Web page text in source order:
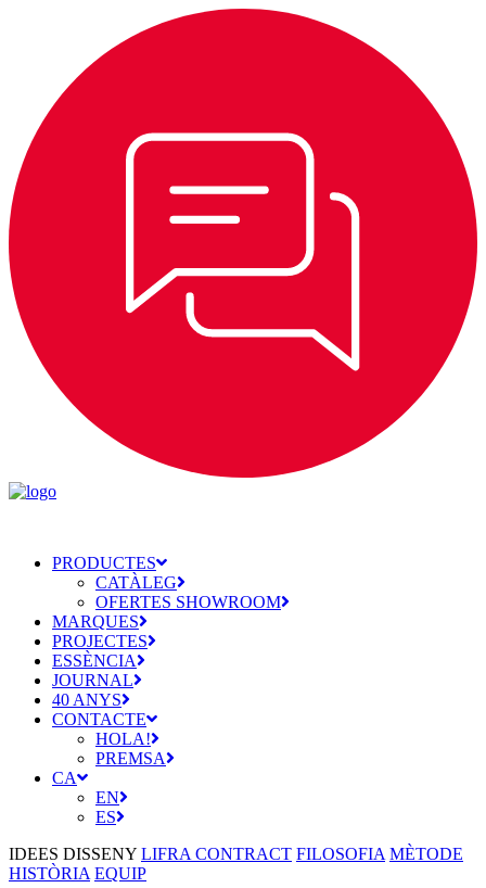
PRODUCTES
CATÀLEG
OFERTES SHOWROOM
MARQUES
PROJECTES
ESSÈNCIA
JOURNAL
40 ANYS
CONTACTE
HOLA!
PREMSA
CA
EN
ES
IDEES DISSENY LIFRA CONTRACT FILOSOFIA MÈTODE
HISTÒRIA EQUIP